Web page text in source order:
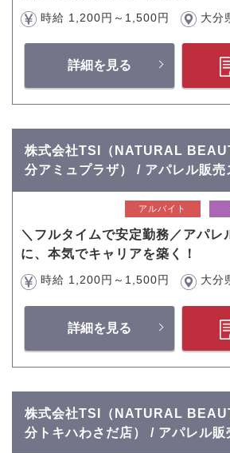
時給 1,200円～1,500円 大分
詳細を見る
株式会社TSI（NATURAL
分アミュプラザ） / アパレル販売
アルバイト
＼フルタイムで安定勤務／アパレ
に、本気でキャリアを築く！
時給 1,200円～1,500円 大分
詳細を見る
株式会社TSI（NATURAL
分トキハわさだ店） / アパレル販